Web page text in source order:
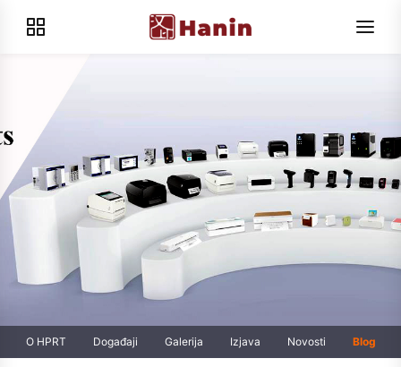
O HPRT Događaji Galerija Izjava Novosti Blog